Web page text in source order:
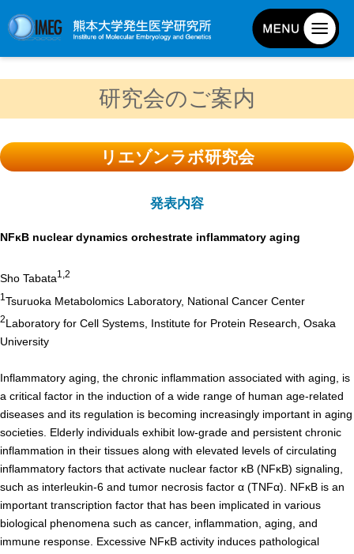
基本目標と基本方針
外部評価
パンフレット
研究不正防止対策
災害対策
年報
研究分野紹介
ゲノム神経学分野
細胞脂質代謝分野
細胞医学分野
研究会のご案内
リエゾンラボ研究会
発表内容
NFκB nuclear dynamics orchestrate inflammatory aging
Sho Tabata1,2
1 Tsuruoka Metabolomics Laboratory, National Cancer Center
2Laboratory for Cell Systems, Institute for Protein Research, Osaka
University
Inflammatory aging, the chronic inflammation associated with aging, is
a critical factor in the induction of a wide range of human age-related
diseases and its regulation is becoming increasingly important in aging
societies. Elderly individuals exhibit low-grade and persistent chronic
inflammation in their tissues along with elevated levels of circulating
inflammatory factors that activate nuclear factor κB (NFκB) signaling,
such as interleukin-6 and tumor necrosis factor α (TNFα). NFκB is an
important transcription factor that has been implicated in various
biological phenomena such as cancer, inflammation, aging, and
immune response. Excessive NFκB activity induces pathological